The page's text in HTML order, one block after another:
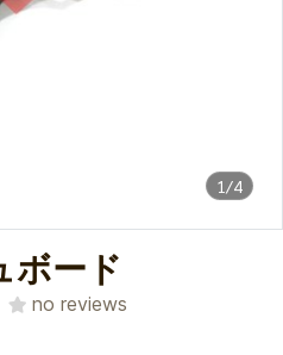
1/4
ボード
no reviews